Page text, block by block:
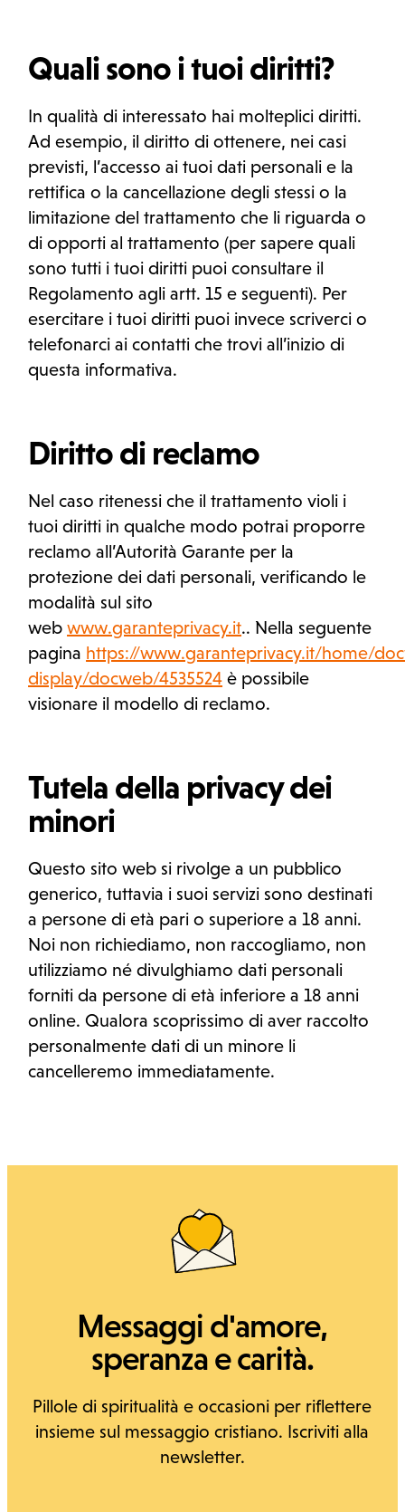
Quali sono i tuoi diritti?
In qualità di interessato hai molteplici diritti.
Ad esempio, il diritto di ottenere, nei casi
previsti, l’accesso ai tuoi dati personali e la
rettifica o la cancellazione degli stessi o la
limitazione del trattamento che li riguarda o
di opporti al trattamento (per sapere quali
sono tutti i tuoi diritti puoi consultare il
Regolamento agli artt. 15 e seguenti). Per
esercitare i tuoi diritti puoi invece scriverci o
telefonarci ai contatti che trovi all’inizio di
questa informativa.
Diritto di reclamo
Nel caso ritenessi che il trattamento violi i
tuoi diritti in qualche modo potrai proporre
reclamo all’Autorità Garante per la
protezione dei dati personali, verificando le
modalità sul sito
webwww.garanteprivacy.it.. Nella seguente
pagina https://www.garanteprivacy.it/home/
display/docweb/4535524 è possibile
visionare il modello di reclamo.
Tutela della privacy dei
minori
Questo sito web si rivolge a un pubblico
generico, tuttavia i suoi servizi sono destinati
a persone di età pari o superiore a 18 anni.
Noi non richiediamo, non raccogliamo, non
utilizziamo né divulghiamo dati personali
forniti da persone di età inferiore a 18 anni
online. Qualora scoprissimo di aver raccolto
personalmente dati di un minore li
cancelleremo immediatamente.
Messaggi d'amore,
speranza e carità.
Pillole di spiritualità e occasioni per riflettere
insieme sul messaggio cristiano. Iscriviti alla
newsletter.